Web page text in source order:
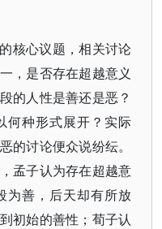
核心议题，相关讨论
，是否存在超越意义
的人性是善还是恶？
何种形式展开？实际
的讨论便众说纷纭。
孟子认为存在超越意
为善，后天却有所放
初始的善性；荀子认